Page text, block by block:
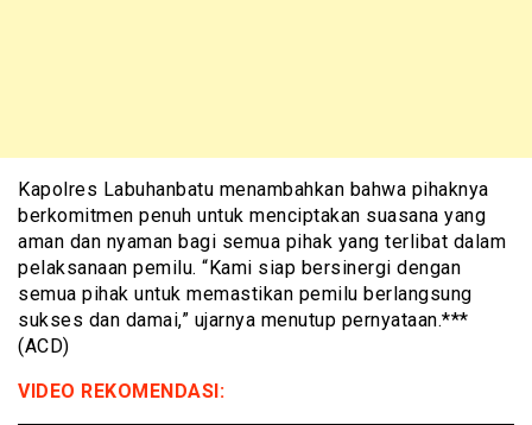
Kapolres Labuhanbatu menambahkan bahwa pihaknya
berkomitmen penuh untuk menciptakan suasana yang
aman dan nyaman bagi semua pihak yang terlibat dalam
pelaksanaan pemilu. “Kami siap bersinergi dengan
semua pihak untuk memastikan pemilu berlangsung
sukses dan damai,” ujarnya menutup pernyataan.***
(ACD)
VIDEO REKOMENDASI: